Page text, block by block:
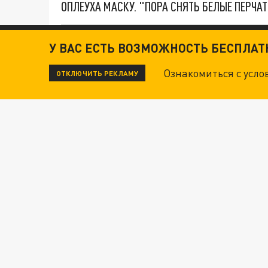
ОПЛЕУХА МАСКУ. "ПОРА СНЯТЬ БЕЛЫЕ
ДАНЯ С ДАШЕЙ СПАСЛИСЬ ОТ БОЕВИКОВ
У ВАС ЕСТЬ ВОЗМОЖНОСТЬ
ОТКЛЮЧИТЬ РЕКЛАМУ Ознакомиться с